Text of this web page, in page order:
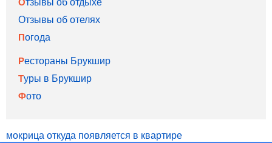
Отзывы об отелях
Погода
Рестораны Брукшир
Туры в Брукшир
Фото
мокрица откуда появляется в квартире